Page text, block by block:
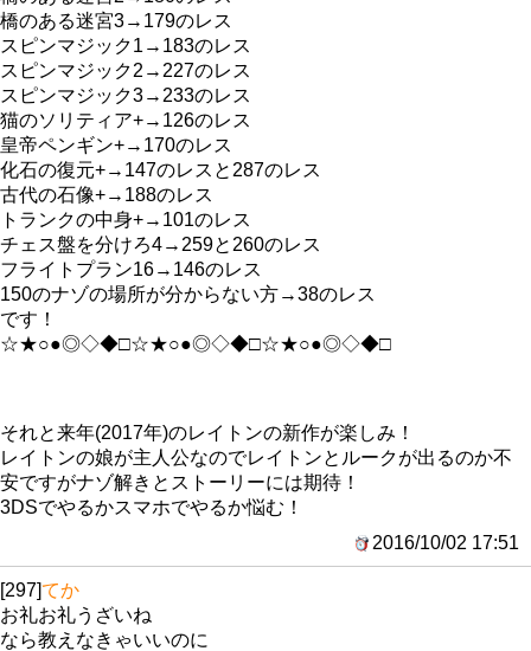
橋のある迷宮3→179のレス
スピンマジック1→183のレス
スピンマジック2→227のレス
スピンマジック3→233のレス
猫のソリティア+→126のレス
皇帝ペンギン+→170のレス
化石の復元+→147のレスと287のレス
古代の石像+→188のレス
トランクの中身+→101のレス
チェス盤を分けろ4→259と260のレス
フライトプラン16→146のレス
150のナゾの場所が分からない方→38のレス
です！
☆★○●◎◇◆□☆★○●◎◇◆□☆★○●◎◇◆□
それと来年(2017年)のレイトンの新作が楽しみ！
レイトンの娘が主人公なのでレイトンとルークが出るのか不
安ですがナゾ解きとストーリーには期待！
3DSでやるかスマホでやるか悩む！
2016/10/02 17:51
[297]てか
お礼お礼うざいね
なら教えなきゃいいのに